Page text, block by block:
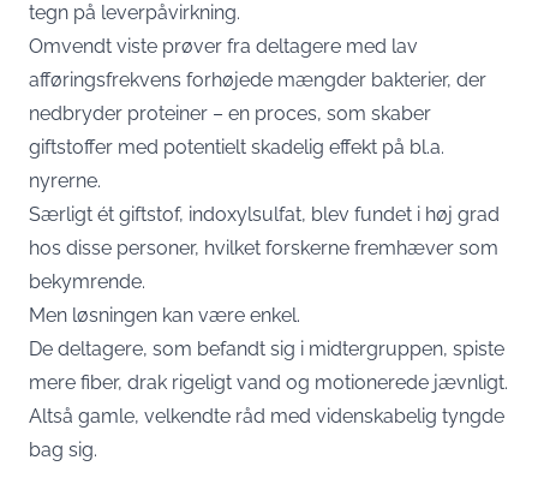
tegn på leverpåvirkning.
Omvendt viste prøver fra deltagere med lav
afføringsfrekvens forhøjede mængder bakterier, der
nedbryder proteiner – en proces, som skaber
giftstoffer med potentielt skadelig effekt på bl.a.
nyrerne.
Særligt ét giftstof, indoxylsulfat, blev fundet i høj grad
hos disse personer, hvilket forskerne fremhæver som
bekymrende.
Men løsningen kan være enkel.
De deltagere, som befandt sig i midtergruppen, spiste
mere fiber, drak rigeligt vand og motionerede jævnligt.
Altså gamle, velkendte råd med videnskabelig tyngde
bag sig.